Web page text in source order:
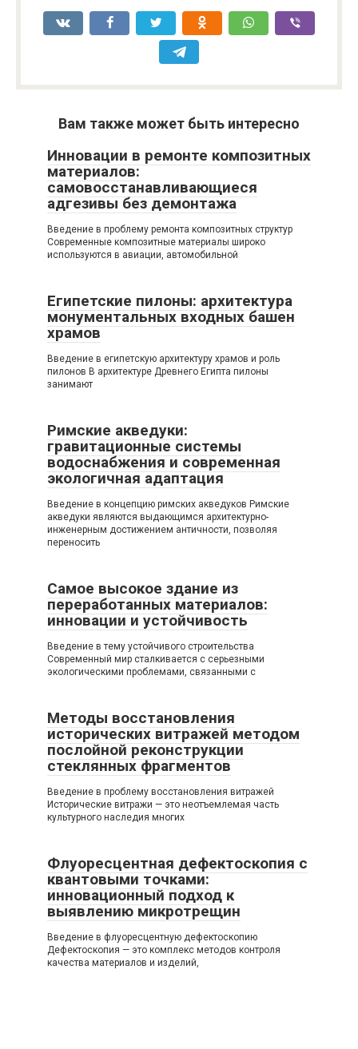
Вам также может быть интересно
Инновации в ремонте композитных
материалов:
самовосстанавливающиеся
адгезивы без демонтажа
Введение в проблему ремонта композитных структур
Современные композитные материалы широко
используются в авиации, автомобильной
Египетские пилоны: архитектура
монументальных входных башен
храмов
Введение в египетскую архитектуру храмов и роль
пилонов В архитектуре Древнего Египта пилоны
занимают
Римские акведуки:
гравитационные системы
водоснабжения и современная
экологичная адаптация
Введение в концепцию римских акведуков Римские
акведуки являются выдающимся архитектурно-
инженерным достижением античности, позволяя
переносить
Самое высокое здание из
переработанных материалов:
инновации и устойчивость
Введение в тему устойчивого строительства
Современный мир сталкивается с серьезными
экологическими проблемами, связанными с
Методы восстановления
исторических витражей методом
послойной реконструкции
стеклянных фрагментов
Введение в проблему восстановления витражей
Исторические витражи — это неотъемлемая часть
культурного наследия многих
Флуоресцентная дефектоскопия с
квантовыми точками:
инновационный подход к
выявлению микротрещин
Введение в флуоресцентную дефектоскопию
Дефектоскопия — это комплекс методов контроля
качества материалов и изделий,